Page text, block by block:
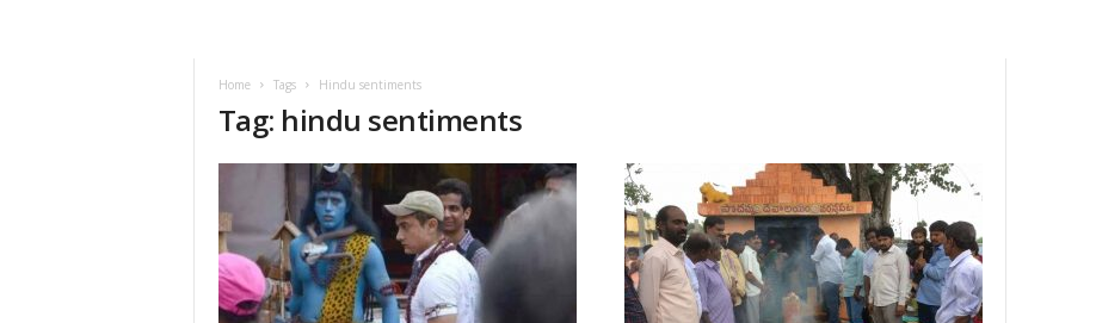
Home Tags Hindu sentiments
Tag: hindu sentiments